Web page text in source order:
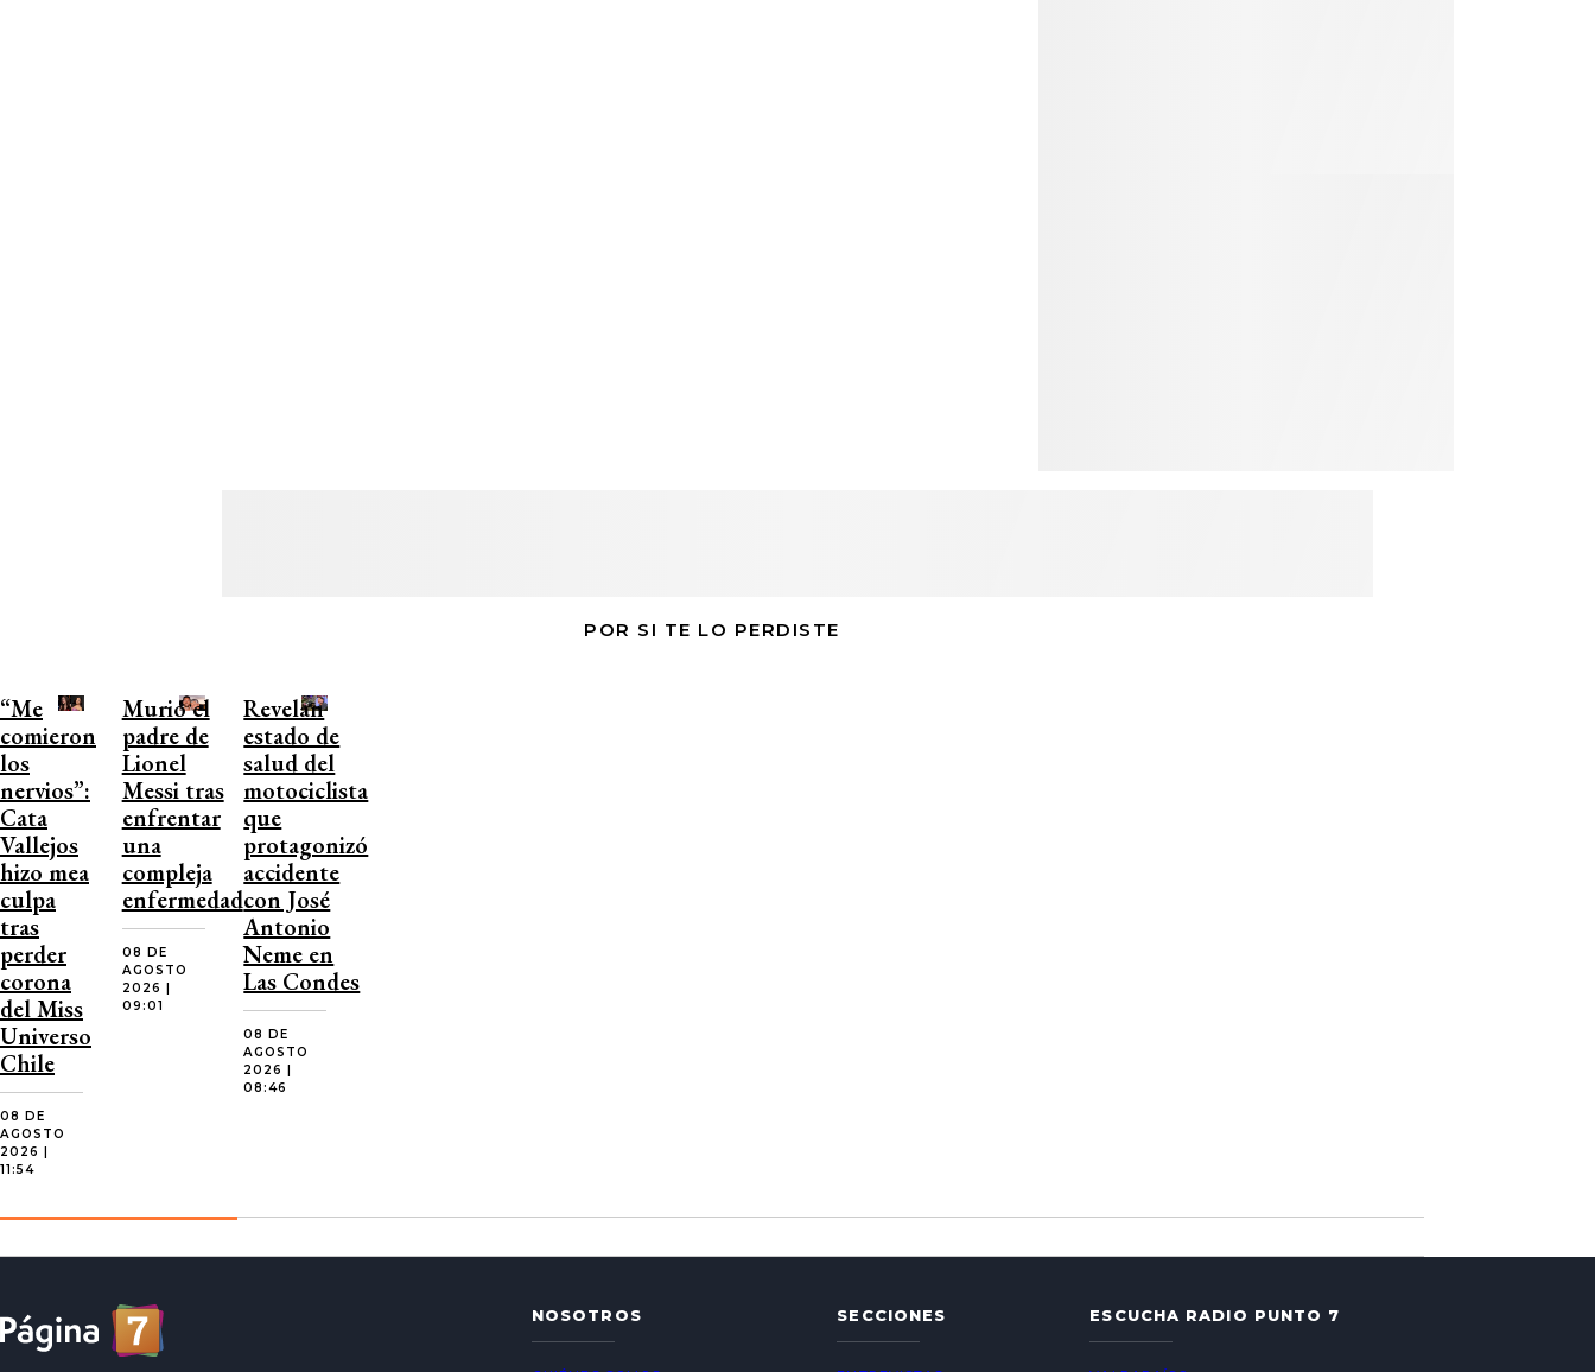
POR SI TE LO PERDISTE
“Me
comieron
los
nervios”:
Cata
Vallejos
hizo mea
culpa
tras
perder
corona
del Miss
Universo
Chile
08 DE
AGOSTO
2026 |
11:54
Murió el
padre de
Lionel
Messi tras
enfrentar
una
compleja
enfermedad
08 DE
AGOSTO
2026 |
09:01
Revelan
estado de
salud del
motociclista
que
protagonizó
accidente
con José
Antonio
Neme en
Las Condes
08 DE
AGOSTO
2026 |
08:46
NOSOTROS SECCIONES ESCUCHA RADIO PUNTO 7